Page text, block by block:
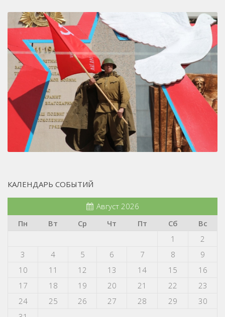
КАЛЕНДАРЬ СОБЫТИЙ
Август 2026
Пн
Вт Ср Чт Пт Сб
Вс
1
2
3
4 5 6 7 8
9
10
11 12 13 14 15
16
17
18 19 20 21 22
23
24
25 26 27 28 29
30